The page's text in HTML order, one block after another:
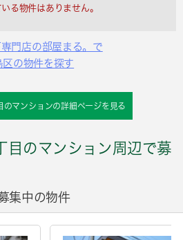
る物件はありません。
門店の部屋まる。で
区の物件を探す
のマンションの詳細ページを見る
目のマンション周辺で募
集中の物件